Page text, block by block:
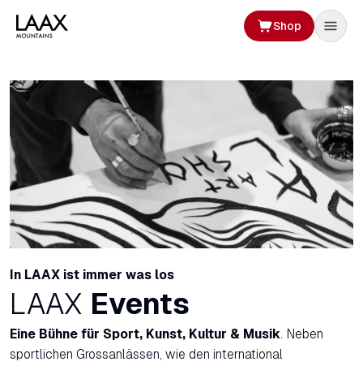
Shop
In LAAX ist immer was los
LAAX Events
Eine Bühne für Sport, Kunst, Kultur & Musik . Neben
sportlichen Grossanlässen, wie den international